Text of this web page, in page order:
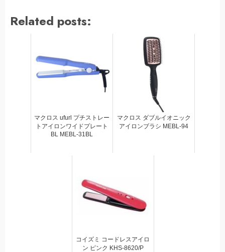
Related posts:
マクロス ufurl プチストレー
トアイロンワイドプレート
BL MEBL-31BL
マクロス ダブルイオニック
アイロンブラシ MEBL-94
コイズミ コードレスアイロ
ン ピンク KHS-8620/P